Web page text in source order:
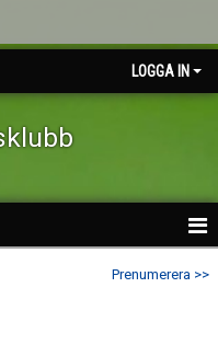
LOGGA IN
Prenumerera >>